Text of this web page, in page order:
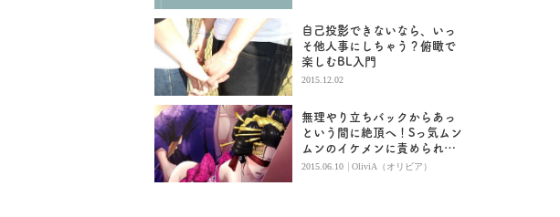
自己投影できないなら、いっ
そ他人事にしちゃう？俯瞰で
楽しむBL入門
2015.12.02
無理やり立ちバックからあっ
という間に絶頂へ！Sっ気ムン
ムンのイケメンに責められた
い
2015.06.10 | OliviA（オリビア）